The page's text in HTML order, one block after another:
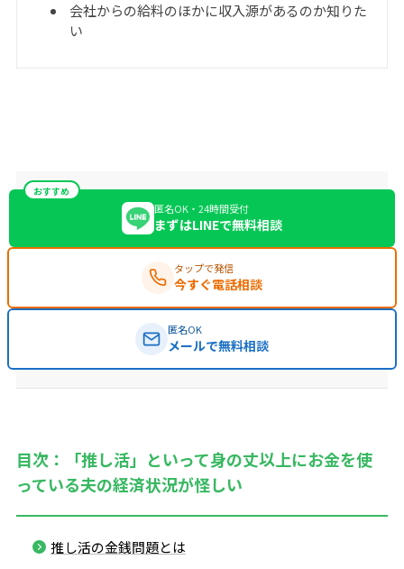
会社からの給料のほかに収入源があるのか知りた
い
おすすめ
匿名OK・24時間受付
まずはLINEで無料相談
タップで発信
今すぐ電話相談
匿名OK
メールで無料相談
目次：「推し活」といって身の丈以上にお金を使
っている夫の経済状況が怪しい
推し活の金銭問題とは